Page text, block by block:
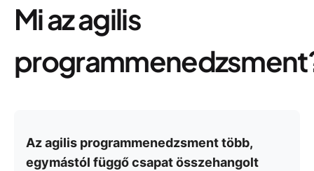
Mi az agilis
Az agilis programmenedzsment több,
egymástól függő csapat összehangolt